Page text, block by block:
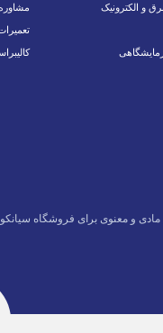
و الکترونیک
مادی و معنوی برای فروشگاه